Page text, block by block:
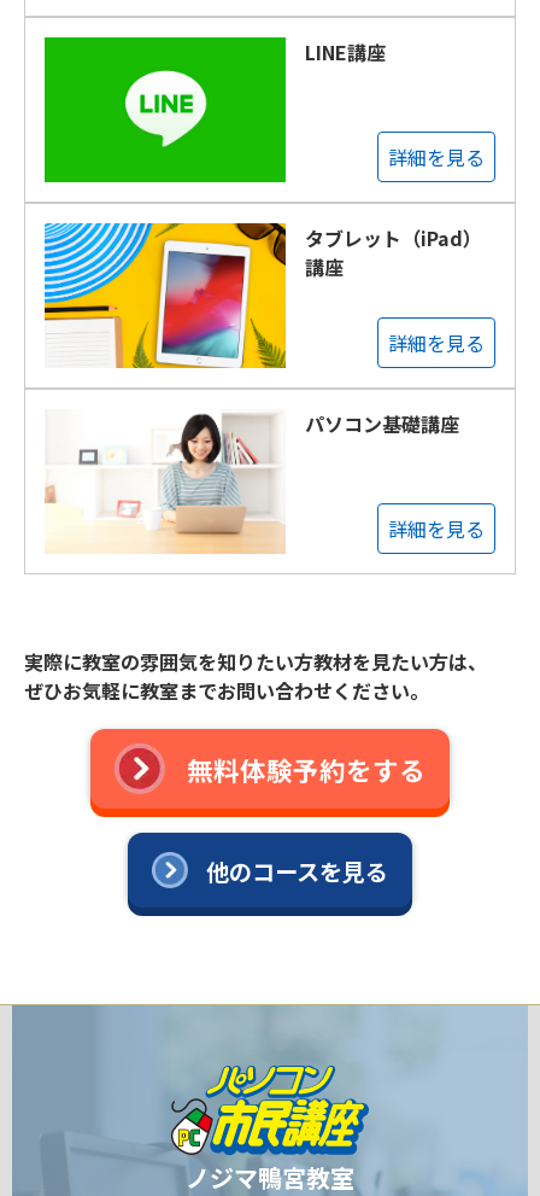
LINE講座
詳細を見る
タブレット（iPad）
講座
詳細を見る
パソコン基礎講座
詳細を見る
実際に教室の雰囲気を知りたい方教材を見たい方は、
ぜひお気軽に教室までお問い合わせください。
無料体験予約をする
他のコースを見る
ノジマ鴨宮教室